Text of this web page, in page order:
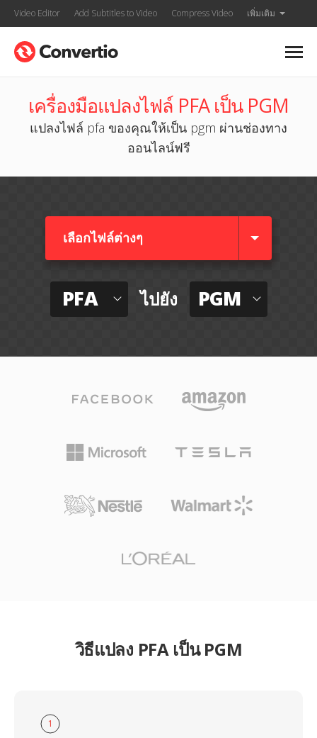
Video Editor Add Subtitles to Video Compress Video เพิ่มเติม
เครื่องมือแปลงไฟล์ PFA เป็น PGM
แปลงไฟล์ pfa ของคุณให้เป็น pgm ผ่านช่องทาง
ออนไลน์ฟรี
เลือกไฟล์ต่างๆ​
PFA ไปยัง PGM
วิธีแปลง PFA เป็น PGM
1